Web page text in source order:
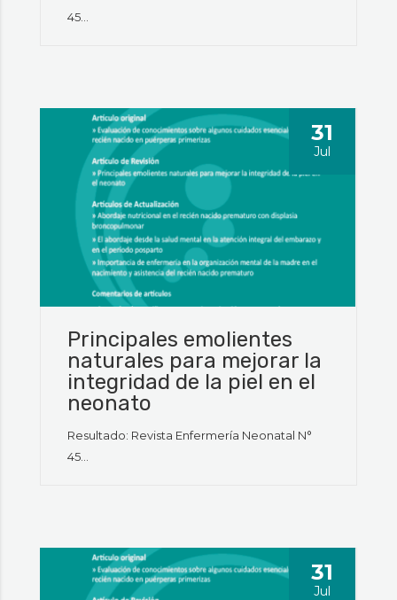
45...
31
Jul
Principales emolientes
naturales para mejorar la
integridad de la piel en el
neonato
Resultado: Revista Enfermería Neonatal N°
45...
31
Jul